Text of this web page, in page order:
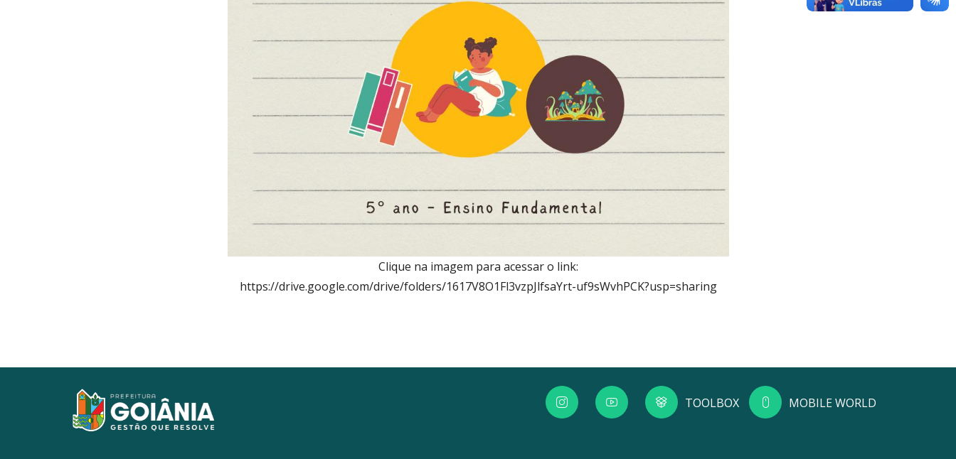
Clique na imagem para acessar o link:
https://drive.google.com/drive/folders/1617V8O1Fl3vzpJlfsaYrt-uf9sWvhPCK?usp=sharing
TOOLBOX MOBILE WORLD